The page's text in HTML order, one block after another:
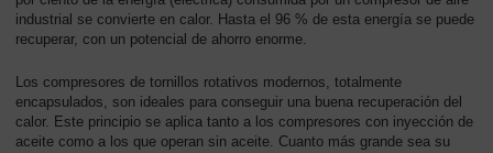
Recursos
de
comprimido
-
Contenido
industrial se convierte en calor. Hasta el 96 % de esta energía se puede
recuperar, con un potencial de ahorro enorme.
Los compresores de tornillos rotativos modernos, totalmente
encapsulados, son ideales para conseguir una buena recuperación del
calor. Este principio se aplica tanto a los compresores con inyección de
aceite como a los que operan sin aceite. Cuanto más grande sea su